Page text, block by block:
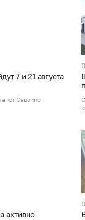
7 и 21 августа
Саввино-
активно